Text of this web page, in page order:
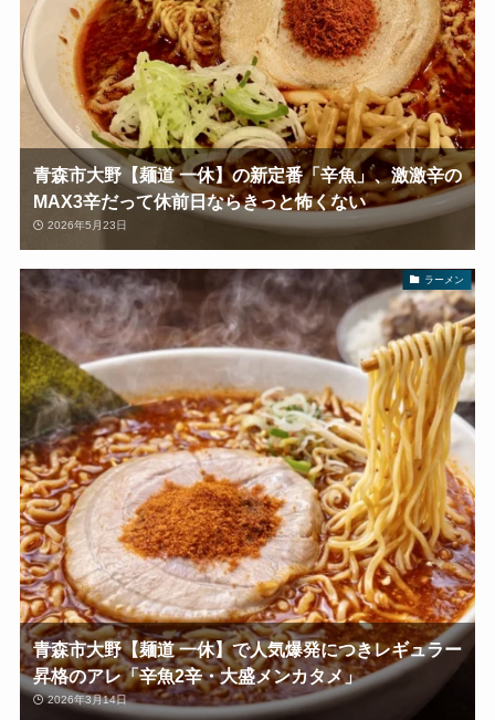
青森市大野【麺道 一休】の新定番「辛魚」、激激辛の
MAX3辛だって休前日ならきっと怖くない
2026年5月23日
ラーメン
青森市大野【麺道 一休】で人気爆発につきレギュラー
昇格のアレ「辛魚2辛・大盛メンカタメ」
2026年3月14日